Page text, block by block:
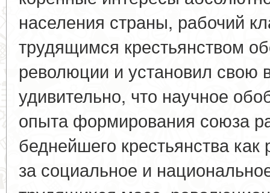
населения страны, рабочий
трудящимся крестьянством
революции и установил свою
удивительно, что научное
опыта формирования союза
беднейшего крестьянства
за социальное и